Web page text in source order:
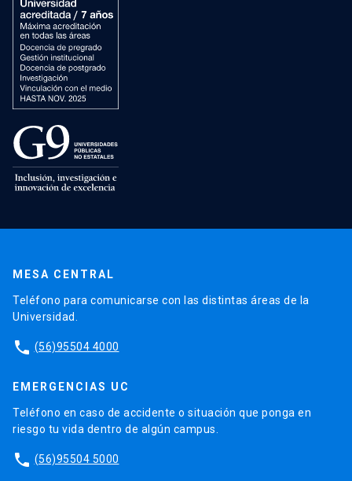
MESA CENTRAL
Teléfono para comunicarse con las distintas áreas de la
Universidad.
phone (56)95504 4000
EMERGENCIAS UC
Teléfono en caso de accidente o situación que ponga en
riesgo tu vida dentro de algún campus.
phone (56)95504 5000